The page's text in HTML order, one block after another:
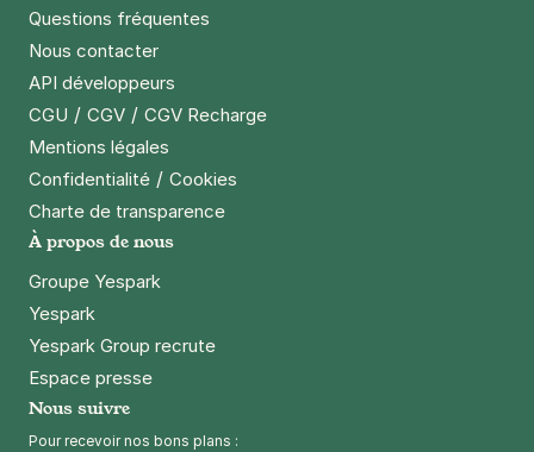
Questions fréquentes
Nous contacter
API développeurs
CGU / CGV / CGV Recharge
Mentions légales
Confidentialité / Cookies
Charte de transparence
À propos de nous
Groupe Yespark
Yespark
Yespark Group recrute
Espace presse
Nous suivre
Pour recevoir nos bons plans :